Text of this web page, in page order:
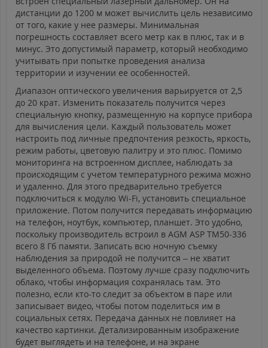
дистанции до 1200 м может вычислить цель независимо
от того, какие у нее размеры. Минимальная
погрешность составляет всего метр как в плюс, так и в
минус. Это допустимый параметр, который необходимо
учитывать при попытке проведения анализа
территории и изучении ее особенностей.
Диапазон оптического увеличения варьируется от 2,5
до 20 крат. Изменить показатель получится через
специальную кнопку, размещенную на корпусе прибора
для вычисления цели. Каждый пользователь может
настроить под личные предпочтения резкость, яркость,
режим работы, цветовую палитру и это плюс. Помимо
мониторинга на встроенном дисплее, наблюдать за
происходящим с учетом температурного режима можно
и удаленно. Для этого предварительно требуется
подключиться к модулю Wi-Fi, установить специальное
приложение. Потом получится передавать информацию
на телефон, ноутбук, компьютер, планшет. Это удобно,
поскольку производитель встроил в AGM ASP TM50-336
всего 8 Гб памяти. Записать всю ночную съемку
наблюдения за природой не получится – не хватит
выделенного объема. Поэтому лучше сразу подключить
облако, чтобы информация сохранялась там. Это
полезно, если кто-то следит за объектом в паре или
записывает видео, чтобы потом поделиться им в
социальных сетях. Передача данных не повлияет на
качество картинки. Детализированным изображение
будет выглядеть и на телефоне, и на экране